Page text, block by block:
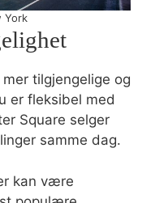
York
tilgjengelige og
er fleksibel med
Square selger
samme dag.
kan være